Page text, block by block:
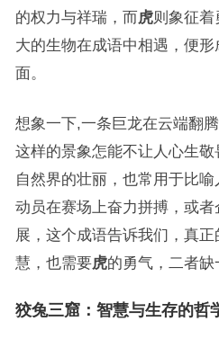
的权力与祥瑞，而虎则象征着
大的生物在成语中相遇，便
面。
想象一下,一条巨龙在云端翻
这样的景象怎能不让人心生敬
自然界的壮丽，也常用于比
动员在赛场上奋力拼搏，或
展，这个成语告诉我们，真
慧，也需要虎的勇气，二者缺
狡兔三窟：智慧与生存的哲